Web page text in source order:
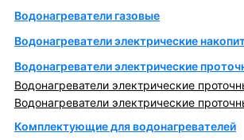
Водонагреватели газовые
Водонагреватели электрические
Водонагреватели электрические
Водонагреватели электрические
Водонагреватели электрические
Комплектующие для водонагревателей